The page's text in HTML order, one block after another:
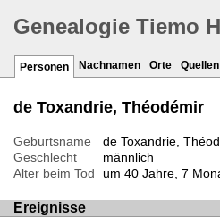
Genealogie Tiemo
Personen Nachnamen Orte Quellen
de Toxandrie, Théodémir
Geburtsname
de Toxandrie,
Geschlecht
männlich
Alter beim Tod
um 40 Jahre, 7
Ereignisse